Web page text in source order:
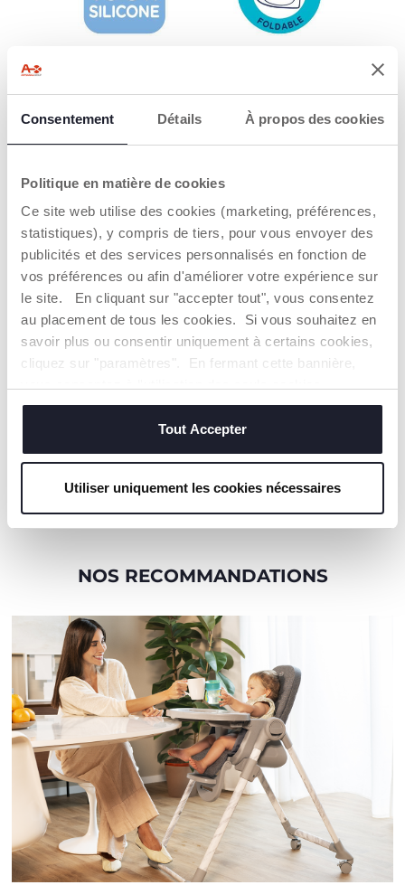
Consentement Détails À propos des cookies
Politique en matière de cookies
Ce site web utilise des cookies (marketing, préférences,
statistiques), y compris de tiers, pour vous envoyer des
publicités et des services personnalisés en fonction de
vos préférences ou afin d'améliorer votre expérience sur
le site. En cliquant sur "accepter tout", vous consentez
au placement de tous les cookies. Si vous souhaitez en
savoir plus ou consentir uniquement à certains cookies,
cliquez sur "paramètres". En fermant cette bannière,
techniques, qui sont essentiels au service demandé.
Tout Accepter
Utiliser uniquement les cookies nécessaires
déplacements.
INSPIRÉ PAR LA
MÉTHODE
MONTESSORI
Les formes de
l'assiette et des
LAVABLE AU
LAVE-VAISSELLE
Le set de table peut
également être lavé
au lave-vaisselle.
NOS RECOMMANDATIONS